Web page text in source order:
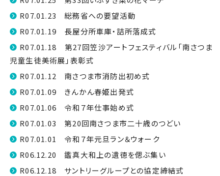
R07.01.23 総務省への要望活動
R07.01.19 長屋分所車庫・詰所落成式
R07.01.18 第27回笠沙アートフェスティバル「南さつま
児童生徒美術展」表彰式
R07.01.12 南さつま市消防出初め式
R07.01.09 きんかん春姫出発式
R07.01.06 令和７年仕事始め式
R07.01.03 第20回南さつま市二十歳のつどい
R07.01.01 令和７年元旦ラン＆ウォーク
R06.12.20 鑑真大和上の遺徳を偲ぶ集い
R06.12.18 サントリーグループとの協定締結式